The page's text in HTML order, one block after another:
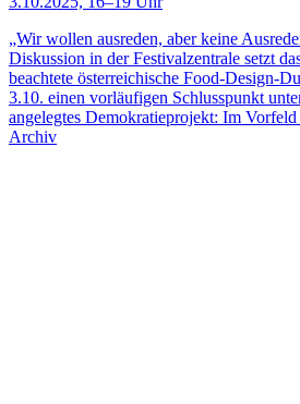
„Wir wollen ausreden, aber keine
Diskussion in der Festivalzentrale setzt
beachtete österreichische Food-Design-
3.10. einen vorläufigen Schlusspunkt
angelegtes Demokratieprojekt: Im
Archiv